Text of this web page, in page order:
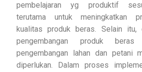
pembelajaran yg produktif
terutama untuk meningkatkan
kualitas produk beras. Selain itu,
pengembangan produk
pengembangan lahan dan petani
diperlukan. Dalam proses